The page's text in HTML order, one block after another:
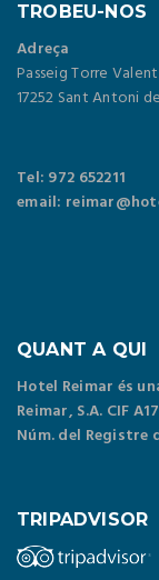
TROBEU-NOS
Adreça
Passeig Torre
17252 Sant Antoni
Tel: 972 652211
email:
QUANT A QUI
Hotel Reimar és
Reimar, S.A. CIF
Núm. del Registre
TRIPADVISOR